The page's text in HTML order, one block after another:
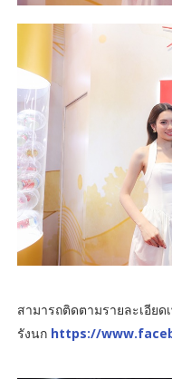
สามารถติดตามรายละเอียด
รังนก https://